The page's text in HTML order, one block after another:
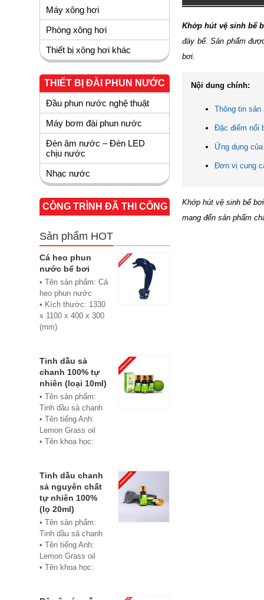
Khớp hút vệ sinh bể
đáy bể. Sản phẩm
bơi.
Nội dung chính:
Thông tin
Đặc điểm nổi
Ứng dụng
Đơn vị cung
Khớp hút vệ sinh bể
mang đến sản phẩm
Máy xông hơi
Phòng xông hơi
Thiết bị xông hơi khác
THIẾT BỊ ĐÀI PHUN NƯỚC
Đầu phun nước nghệ thuật
Máy bơm đài phun nước
Đèn âm nước – Đèn LED
chịu nước
Nhạc nước
CÔNG TRÌNH ĐÃ THI CÔNG
Sản phẩm HOT
Cá heo phun
nước bể bơi
• Tên sản phẩm: Cá
heo phun nước
• Kích thước: 1330
x 1100 x 400 x 300
(mm)
Composite
• Phân phối:
Hoabico
Tinh dầu sả
chanh 100% tự
nhiên (loại 10ml)
• Tên sản phẩm:
Tinh dầu sả chanh
• Tên tiếng Anh:
Lemon Grass oil
• Tên khoa học:
• Chủng loại: Thiết
bị xông hơi
• Thành phần chiết
xuất: lá
• Phương pháp
chiết xuất: Chưng
cất hơi nước
• Hình thức: Chất
lỏng
Tinh dầu chanh
sả nguyên chất
tự nhiên 100%
(lọ 20ml)
• Tên sản phẩm:
Tinh dầu sả chanh
• Tên tiếng Anh:
Lemon Grass oil
• Tên khoa học: